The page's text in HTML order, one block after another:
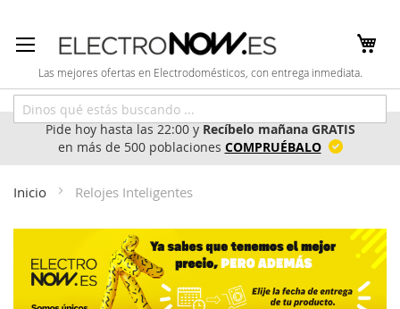
al
contenido
Las mejores ofertas en Electrodomésticos, con entrega inmediata.
Pide hoy hasta las 22:00 yRecíbelo mañana GRATIS
en más de 500 poblaciones COMPRUÉBALO
Inicio Relojes Inteligentes